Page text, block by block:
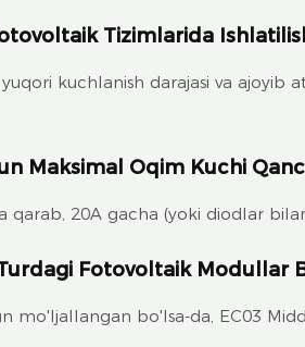
Tizimlarida
kuchlanish darajasi va
Maksimal Oqim Kuchi
qarab, 20A gacha (yoki diodlar
Fotovoltaik Modullar
mo'ljallangan bo'lsa-da, EC03